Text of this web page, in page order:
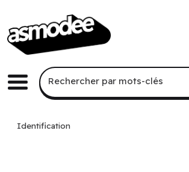
Menu
Recherche par mots-clés
Rechercher par mots-clés
Identification